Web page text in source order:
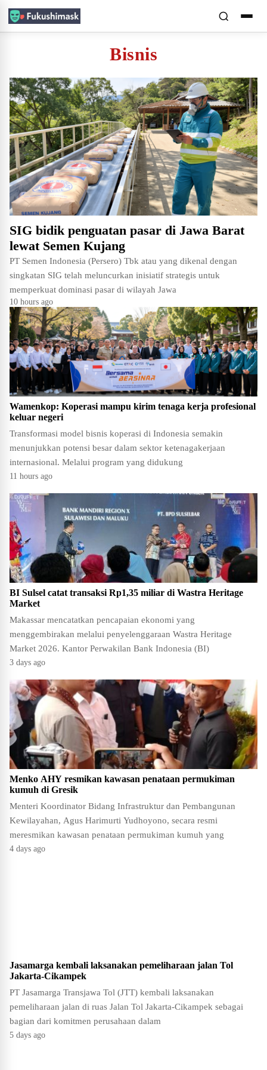
Bisnis
SIG bidik penguatan pasar di Jawa Barat
lewat Semen Kujang
PT Semen Indonesia (Persero) Tbk atau yang dikenal dengan
singkatan SIG telah meluncurkan inisiatif strategis untuk
memperkuat dominasi pasar di wilayah Jawa
10 hours ago
Wamenkop: Koperasi mampu kirim tenaga kerja profesional
keluar negeri
Transformasi model bisnis koperasi di Indonesia semakin
menunjukkan potensi besar dalam sektor ketenagakerjaan
internasional. Melalui program yang didukung
11 hours ago
BI Sulsel catat transaksi Rp1,35 miliar di Wastra Heritage
Market
Makassar mencatatkan pencapaian ekonomi yang
menggembirakan melalui penyelenggaraan Wastra Heritage
Market 2026. Kantor Perwakilan Bank Indonesia (BI)
3 days ago
Menko AHY resmikan kawasan penataan permukiman
kumuh di Gresik
Menteri Koordinator Bidang Infrastruktur dan Pembangunan
Kewilayahan, Agus Harimurti Yudhoyono, secara resmi
meresmikan kawasan penataan permukiman kumuh yang
4 days ago
Jasamarga kembali laksanakan pemeliharaan jalan Tol
Jakarta-Cikampek
PT Jasamarga Transjawa Tol (JTT) kembali laksanakan
pemeliharaan jalan di ruas Jalan Tol Jakarta-Cikampek sebagai
bagian dari komitmen perusahaan dalam
5 days ago